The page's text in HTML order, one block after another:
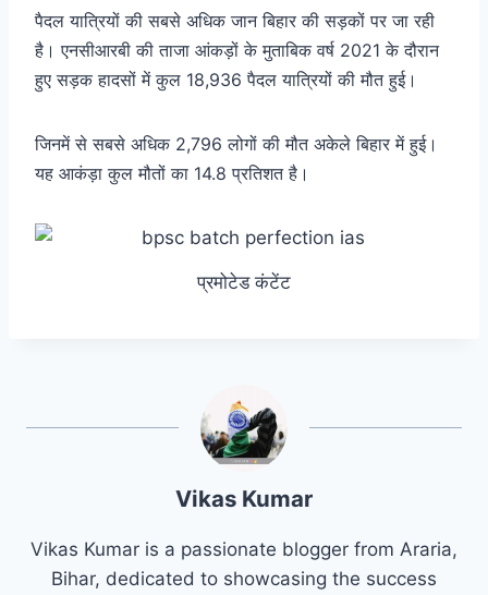
पैदल यात्रियों की सबसे अधिक जान बिहार की सड़कों पर जा रही
है। एनसीआरबी की ताजा आंकड़ों के मुताबिक वर्ष 2021 के दौरान
हुए सड़क हादसों में कुल 18,936 पैदल यात्रियों की मौत हुई।
जिनमें से सबसे अधिक 2,796 लोगों की मौत अकेले बिहार में हुई।
यह आकंड़ा कुल मौतों का 14.8 प्रतिशत है।
प्रमोटेड कंटेंट
Vikas Kumar
Vikas Kumar is a passionate blogger from Araria,
Bihar, dedicated to showcasing the success